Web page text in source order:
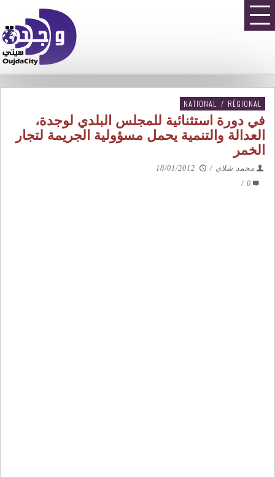
NATIONAL / RÉGIONAL
في دورة استثنائية للمجلس البلدي لوجدة،
العدالة والتنمية يحمل مسؤولية الجريمة لتجار
الخمر
محمد شلاي /
18/01/2012
0
/